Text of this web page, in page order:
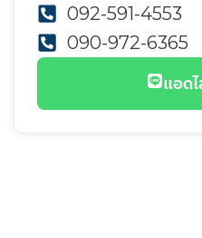
092-591-4553
090-972-6365
แอด